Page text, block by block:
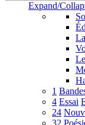
Expand/
1
4 Essai
24